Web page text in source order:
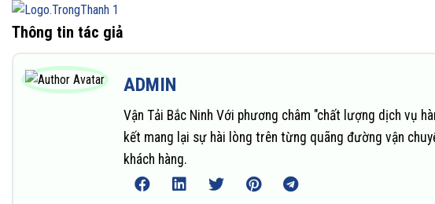
Thông tin tác giả
ADMIN
Vận Tải Bắc Ninh Với phương châm "chất lượng dịch vụ
kết mang lại sự hài lòng trên từng quãng đường vận
khách hàng.